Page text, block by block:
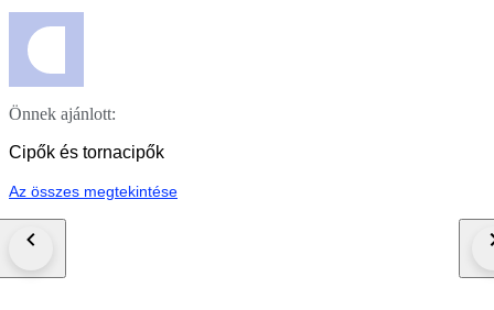
Önnek ajánlott:
Cipők és tornacipők
Az összes megtekintése